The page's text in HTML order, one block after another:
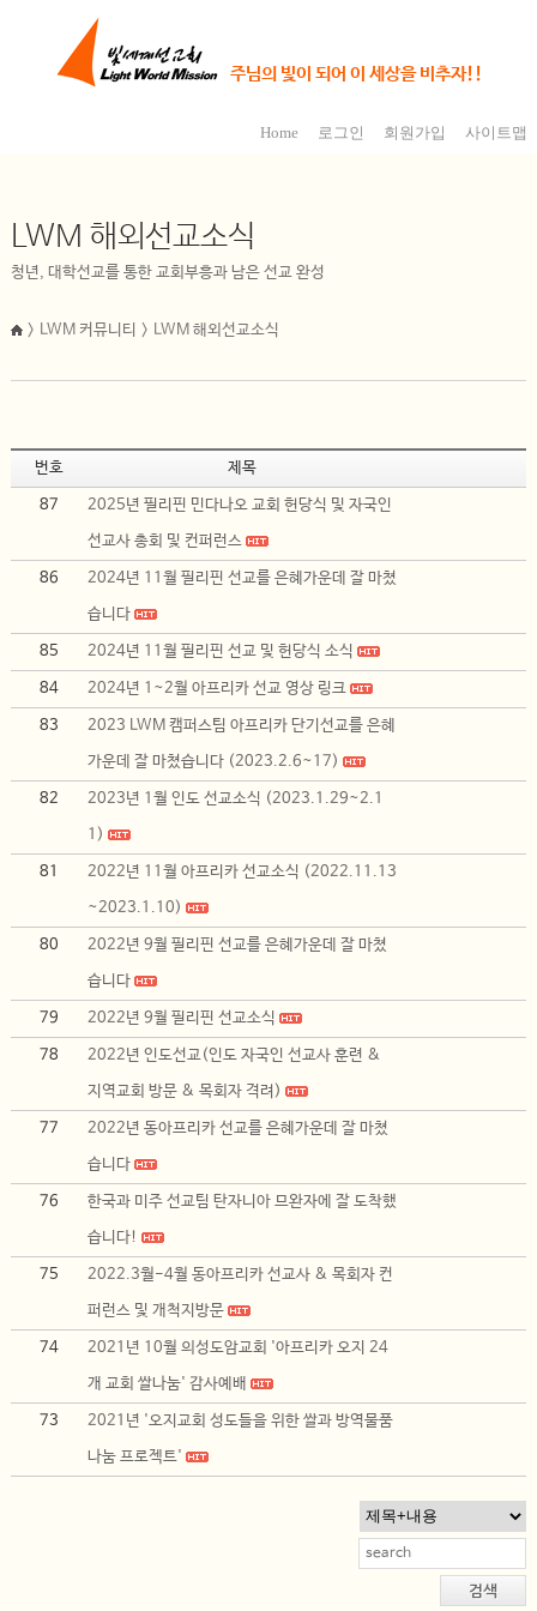
주님의 빛이 되어 이 세상을 비추자!!
Home 로그인 회원가입 사이트맵
LWM 해외선교소식
청년, 대학선교를 통한 교회부흥과 남은 선교 완성
> LWM 커뮤니티 > LWM 해외선교소식
번호 제목
87
2025년 필리핀 민다나오 교회 헌당식 및 자국인
선교사 총회 및 컨퍼런스
86
2024년 11월 필리핀 선교를 은혜가운데 잘 마쳤
습니다
85 2024년 11월 필리핀 선교 및 헌당식 소식
84 2024년 1~2월 아프리카 선교 영상 링크
83
2023 LWM 캠퍼스팀 아프리카 단기선교를 은혜
가운데 잘 마쳤습니다 (2023.2.6~17)
82
2023년 1월 인도 선교소식 (2023.1.29~2.1
1)
81
2022년 11월 아프리카 선교소식 (2022.11.13
~2023.1.10)
80
2022년 9월 필리핀 선교를 은혜가운데 잘 마쳤
습니다
79 2022년 9월 필리핀 선교소식
78
2022년 인도선교(인도 자국인 선교사 훈련 &
지역교회 방문 & 목회자 격려)
77
2022년 동아프리카 선교를 은혜가운데 잘 마쳤
습니다
76
한국과 미주 선교팀 탄자니아 므완자에 잘 도착했
습니다!
75
2022.3월-4월 동아프리카 선교사 & 목회자 컨
퍼런스 및 개척지방문
74
2021년 10월 의성도암교회 '아프리카 오지 24
개 교회 쌀나눔' 감사예배
73
2021년 '오지교회 성도들을 위한 쌀과 방역물품
나눔 프로젝트'
검색